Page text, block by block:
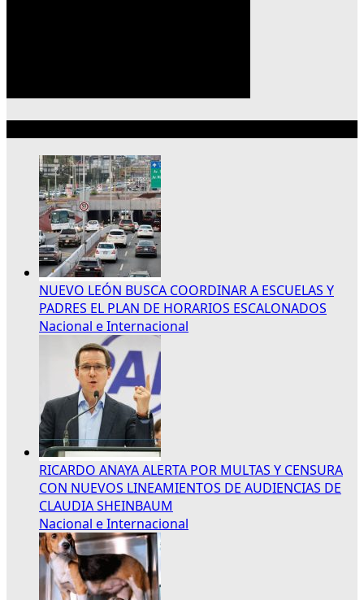
NUEVO LEÓN BUSCA COORDINAR A ESCUELAS Y
PADRES EL PLAN DE HORARIOS ESCALONADOS
Nacional e Internacional
RICARDO ANAYA ALERTA POR MULTAS Y CENSURA
CON NUEVOS LINEAMIENTOS DE AUDIENCIAS DE
CLAUDIA SHEINBAUM
Nacional e Internacional